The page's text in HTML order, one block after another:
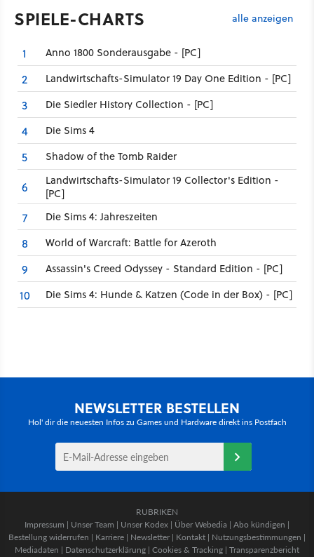
SPIELE-CHARTS alle anzeigen
1 Anno 1800 Sonderausgabe - [PC]
2 Landwirtschafts-Simulator 19 Day One Edition - [PC]
3 Die Siedler History Collection - [PC]
4 Die Sims 4
5 Shadow of the Tomb Raider
6
Landwirtschafts-Simulator 19 Collector's Edition -
[PC]
7 Die Sims 4: Jahreszeiten
8 World of Warcraft: Battle for Azeroth
9 Assassin's Creed Odyssey - Standard Edition - [PC]
10 Die Sims 4: Hunde & Katzen (Code in der Box) - [PC]
NEWSLETTER BESTELLEN
Hol' dir die neuesten Infos zu Games und Hardware direkt ins Postfach
RUBRIKEN
Impressum | Unser Team | Unser Kodex | Über Webedia | Abo kündigen |
Bestellung widerrufen | Karriere | Newsletter | Kontakt | Nutzungsbestimmungen |
Mediadaten | Datenschutzerklärung | Cookies & Tracking | Transparenzbericht